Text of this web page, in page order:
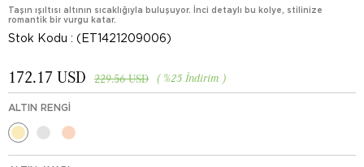
Taşın ışıltısı altının sıcaklığıyla buluşuyor. İnci detaylı bu kolye, stilinize
romantik bir vurgu katar.
Stok Kodu (ET1421209006)
%25 İndirim
229.56 USD
172.17 USD
ALTIN RENGI